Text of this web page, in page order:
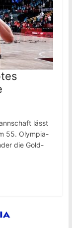
lässt
55. Olympia-
die Gold-